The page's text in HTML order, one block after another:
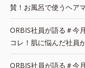
賛！お風呂で使うヘア
ORBIS社員が語る＃今
コレ！肌に悩んだ社員
ORBIS社員が語る＃今